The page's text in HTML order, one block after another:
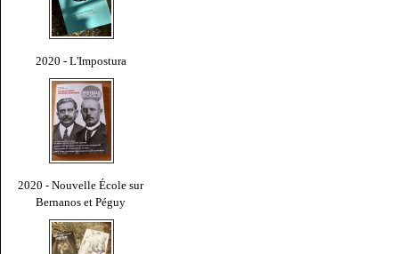
2020 - L'Impostura
2020 - Nouvelle École sur
Bernanos et Péguy